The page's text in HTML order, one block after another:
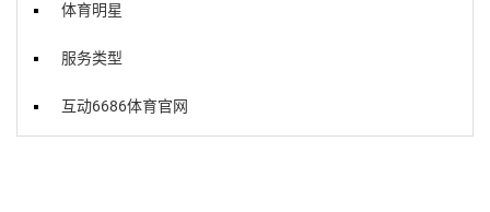
体育明星
服务类型
互动6686体育官网